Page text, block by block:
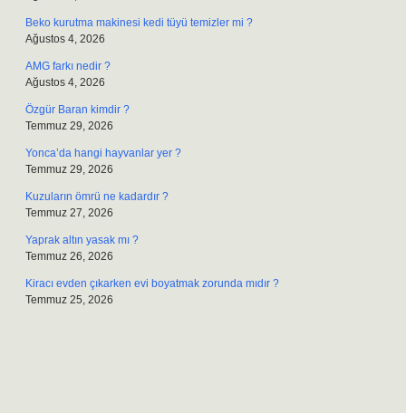
Beko kurutma makinesi kedi tüyü temizler mi ?
Ağustos 4, 2026
AMG farkı nedir ?
Ağustos 4, 2026
Özgür Baran kimdir ?
Temmuz 29, 2026
Yonca’da hangi hayvanlar yer ?
Temmuz 29, 2026
Kuzuların ömrü ne kadardır ?
Temmuz 27, 2026
Yaprak altın yasak mı ?
Temmuz 26, 2026
Kiracı evden çıkarken evi boyatmak zorunda mıdır ?
Temmuz 25, 2026